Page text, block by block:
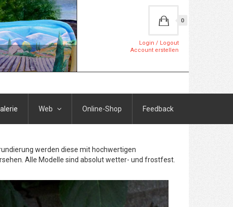
0
Login / Logout
Account erstellen
Web Online-Shop Feedback
werden diese mit hochwertigen
Alle Modelle sind absolut wetter- und frostfest.